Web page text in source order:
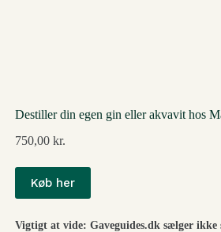
Destiller din egen gin eller akvavit hos
750,00 kr.
Køb her
Vigtigt at vide: Gaveguides.dk sælger